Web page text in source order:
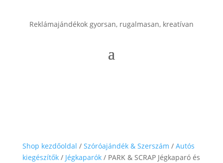
Reklámajándékok gyorsan, rugalmasan, kreatívan
Shop kezdőoldal / Szóróajándék & Szerszám / Autós
kiegészítők/ Jégkaparók/ PARK & SCRAP Jégkaparó és